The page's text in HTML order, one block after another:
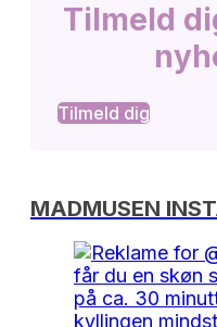
Tilmeld
Tilmeld dig
MADMUSEN